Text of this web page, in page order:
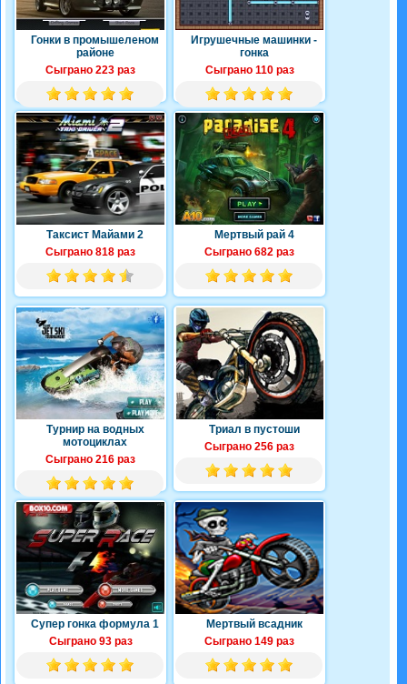
Гонки в промышеленом
районе
Сыграно 223 раз
Игрушечные машинки -
гонка
Сыграно 110 раз
Таксист Майами 2
Сыграно 818 раз
Мертвый рай 4
Сыграно 682 раз
Турнир на водных
мотоциклах
Сыграно 216 раз
Триал в пустоши
Сыграно 256 раз
Супер гонка формула 1
Сыграно 93 раз
Мертвый всадник
Сыграно 149 раз